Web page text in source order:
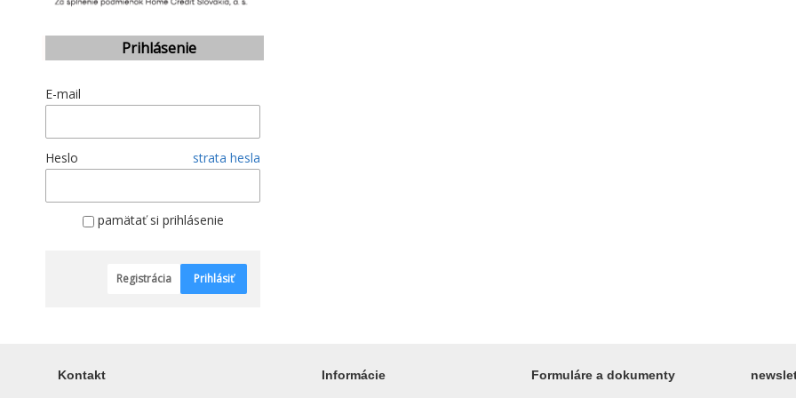
Prihlásenie
E-mail
Heslo strata hesla
pamätať si prihlásenie
Registrácia Prihlásiť
Kontakt Informácie Formuláre a dokumenty